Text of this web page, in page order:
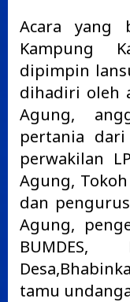
Acara yang
Kampung
dipimpin
dihadiri oleh
Agung,
pertania dari
perwakilan
Agung,
dan
Agung,
tamu